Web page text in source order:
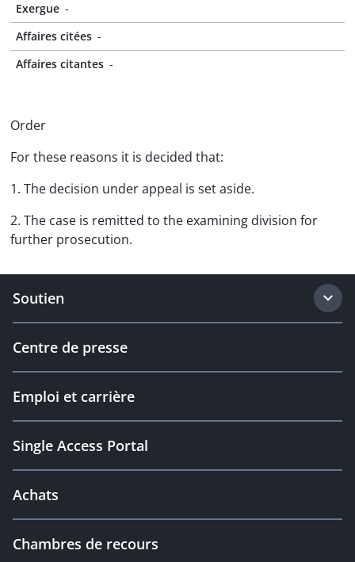
Exergue -
Affaires citées -
Affaires citantes -
Order
For these reasons it is decided that:
1. The decision under appeal is set aside.
2. The case is remitted to the examining division for
further prosecution.
Soutien
Centre de presse
Emploi et carrière
Single Access Portal
Achats
Chambres de recours